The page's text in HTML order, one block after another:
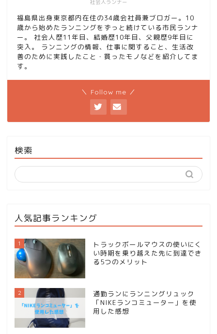
社会人ランナー
福島県出身東京都内在住の34歳会社員兼ブロガー。10
歳から始めたランニングをずっと続けている市民ランナ
ー。 社会人歴11年目、結婚歴10年目、父親歴9年目に
突入。 ランニングの情報、仕事に関すること、生活改
善のために実践したこと・買ったモノなどを紹介してま
す。
＼ Follow me ／
検索
人気記事ランキング
1
トラックボールマウスの使いにく
い時期を乗り越えた先に到達でき
る5つのメリット
2
通勤ランにランニングリュック
「NIKEランコミューター」を使
用した感想